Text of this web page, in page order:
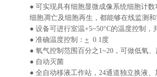
● 可实现具有细胞显微成像系统细胞计
细胞凋亡及细胞再生，都能够在线监测
● 设备可进行室温+5~50°C的温度控制，
● 准确温度控制： + 0.1度
● 氧气控制范围百分之1~20，可做低氧
● 自动灭菌
● 全自动移液工作站，24通道独立换液